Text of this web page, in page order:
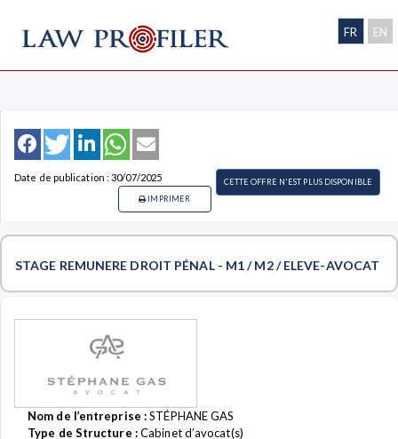
FR EN
Date de publication : 30/07/2025
CETTE OFFRE N'EST PLUS DISPONIBLE
IMPRIMER
STAGE REMUNERE DROIT PÉNAL - M1 / M2 / ELEVE-AVOCAT
Nom de l’entreprise :STÉPHANE GAS
Type de Structure :Cabinet d’avocat(s)